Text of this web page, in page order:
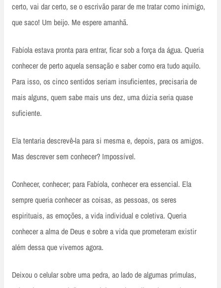
certo, vai dar certo, se o escrivão parar de me tratar como inimigo,
que saco! Um beijo. Me espere amanhã.
Fabíola estava pronta para entrar, ficar sob a força da água. Queria
conhecer de perto aquela sensação e saber como era tudo aquilo.
Para isso, os cinco sentidos seriam insuficientes, precisaria de
mais alguns, quem sabe mais uns dez, uma dúzia seria quase
suficiente.
Ela tentaria descrevê-la para si mesma e, depois, para os amigos.
Mas descrever sem conhecer? Impossível.
Conhecer, conhecer; para Fabíola, conhecer era essencial. Ela
sempre queria conhecer as coisas, as pessoas, os seres
espirituais, as emoções, a vida individual e coletiva. Queria
conhecer a alma de Deus e sobre a vida que prometeram existir
além dessa que vivemos agora.
Deixou o celular sobre uma pedra, ao lado de algumas prímulas,